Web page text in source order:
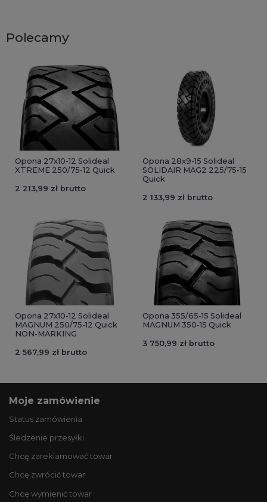
Polecamy
Opona 27x10-12 Solideal
XTREME 250/75-12 Quick
2 213,99 zł brutto
Opona 28x9-15 Solideal
SOLIDAIR MAG2 225/75-15
Quick
2 133,99 zł brutto
Opona 27x10-12 Solideal
MAGNUM 250/75-12 Quick
NON-MARKING
2 567,99 zł brutto
Opona 355/65-15 Solideal
MAGNUM 350-15 Quick
3 750,99 zł brutto
Moje zamówienie
Status zamówienia
Śledzenie przesyłki
Chcę zareklamować towar
Chcę zwrócić towar
Chcę wymienić towar